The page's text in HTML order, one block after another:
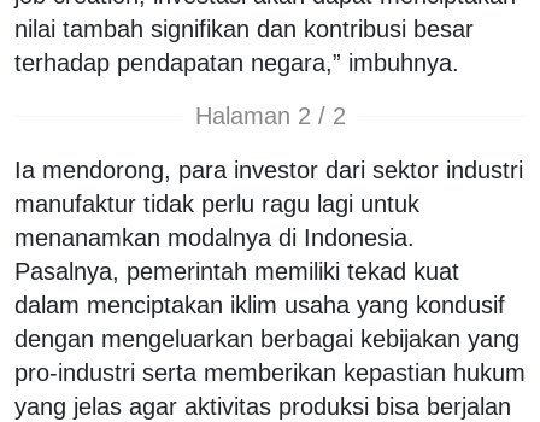
nilai tambah signifikan dan kontribusi besar
terhadap pendapatan negara,” imbuhnya.
Halaman 2 / 2
Ia mendorong, para investor dari sektor industri
manufaktur tidak perlu ragu lagi untuk
menanamkan modalnya di Indonesia.
Pasalnya, pemerintah memiliki tekad kuat
dalam menciptakan iklim usaha yang kondusif
dengan mengeluarkan berbagai kebijakan yang
pro-industri serta memberikan kepastian hukum
yang jelas agar aktivitas produksi bisa berjalan